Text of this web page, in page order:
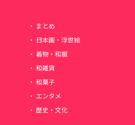
まとめ
日本画・浮世絵
着物・和服
和雑貨
和菓子
エンタメ
歴史・文化